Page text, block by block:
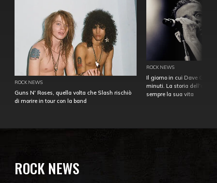
ROCK NEWS
Guns N' Roses, quella volta che Slash rischiò
di morire in tour con la band
ROCK NEWS
Il giorno in cui Dave
minuti. La storia
sempre la sua vita
ROCK NEWS